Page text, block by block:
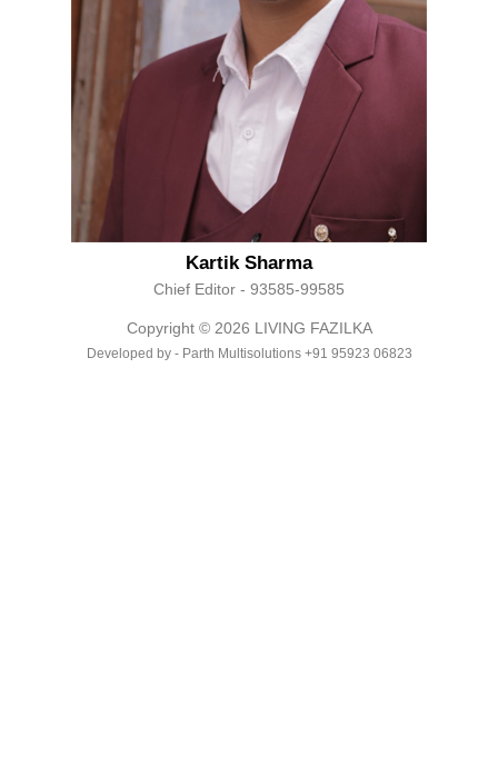
Kartik Sharma
Chief Editor - 93585-99585
Copyright © 2026 LIVING FAZILKA
Developed by - Parth Multisolutions +91 95923 06823